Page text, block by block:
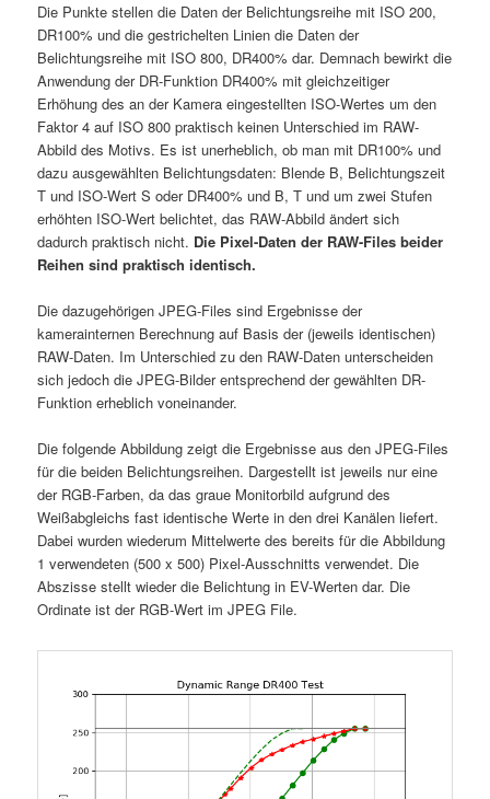
Die Punkte stellen die Daten der Belichtungsreihe mit ISO 200,
DR100% und die gestrichelten Linien die Daten der
Belichtungsreihe mit ISO 800, DR400% dar. Demnach bewirkt die
Anwendung der DR-Funktion DR400% mit gleichzeitiger
Erhöhung des an der Kamera eingestellten ISO-Wertes um den
Faktor 4 auf ISO 800 praktisch keinen Unterschied im RAW-
Abbild des Motivs. Es ist unerheblich, ob man mit DR100% und
dazu ausgewählten Belichtungsdaten: Blende B, Belichtungszeit
T und ISO-Wert S oder DR400% und B, T und um zwei Stufen
erhöhten ISO-Wert belichtet, das RAW-Abbild ändert sich
dadurch praktisch nicht. Die Pixel-Daten der RAW-Files beider
Reihen sind praktisch identisch.
Die dazugehörigen JPEG-Files sind Ergebnisse der
kamerainternen Berechnung auf Basis der (jeweils identischen)
RAW-Daten. Im Unterschied zu den RAW-Daten unterscheiden
sich jedoch die JPEG-Bilder entsprechend der gewählten DR-
Funktion erheblich voneinander.
Die folgende Abbildung zeigt die Ergebnisse aus den JPEG-Files
für die beiden Belichtungsreihen. Dargestellt ist jeweils nur eine
der RGB-Farben, da das graue Monitorbild aufgrund des
Weißabgleichs fast identische Werte in den drei Kanälen liefert.
Dabei wurden wiederum Mittelwerte des bereits für die Abbildung
1 verwendeten (500 x 500) Pixel-Ausschnitts verwendet. Die
Abszisse stellt wieder die Belichtung in EV-Werten dar. Die
Ordinate ist der RGB-Wert im JPEG File.